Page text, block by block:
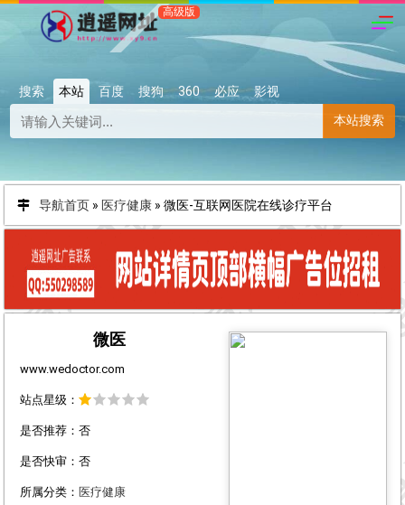
搜索 本站 百度 搜狗 360 必应
影视
本站搜索
导航首页 » 医疗健康 » 微医-互联网医院在线诊疗平台
微医
www.wedoctor.com
站点星级：
是否推荐：否
是否快审：否
所属分类： 医疗健康